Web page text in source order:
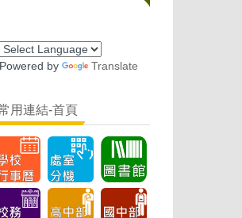
Powered by Translate
用連結-首頁